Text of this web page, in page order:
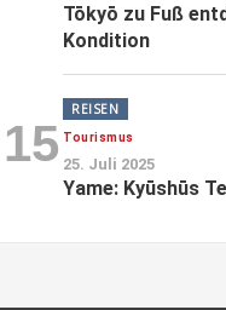
Tōkyō zu Fuß
Kondition
15
REISEN
Tourismus
25. Juli 2025
Yame: Kyūshūs